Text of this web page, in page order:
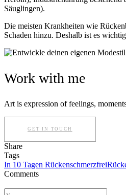
Säuglingen).
Die meisten Krankheiten wie
Schaden hinzu. Deshalb ist es
Work with me
Art is expression of feelings,
GET IN TOUCH
Share
Tags
In 10 Tagen Rückenschmerzfrei
Comments